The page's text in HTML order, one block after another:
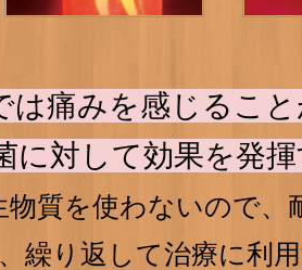
は痛みを感じるこ
に対して効果を発
物質を使わないので、
繰り返して治療に利